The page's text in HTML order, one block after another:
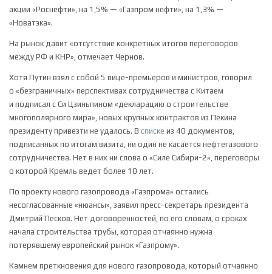
акции «Роснефти», на 1,5% — «Газпром нефти», на 1,3% —
«Новатэка».
На рынок давит «отсутствие конкретных итогов переговоров
между РФ и КНР», отмечает Чернов.
Хотя Путин взял с собой 5 вице-премьеров и министров, говорил
о «безграничных» перспективах сотрудничества с Китаем
и подписал с Си Цзиньпином «декларацию о строительстве
многополярного мира», новых крупных контрактов из Пекина
президенту привезти не удалось. В списке из 40 документов,
подписанных по итогам визита, ни один не касается нефтегазового
сотрудничества. Нет в них ни слова о «Силе Сибири-2», переговоры
о которой Кремль ведет более 10 лет.
По проекту нового газопровода «Газпрома» остались
несогласованные «нюансы», заявил пресс-секретарь президента
Дмитрий Песков. Нет договоренностей, по его словам, о сроках
начала строительства трубы, которая отчаянно нужна
потерявшему европейский рынок «Газпрому».
Камнем преткновения для нового газопровода, который отчаянно